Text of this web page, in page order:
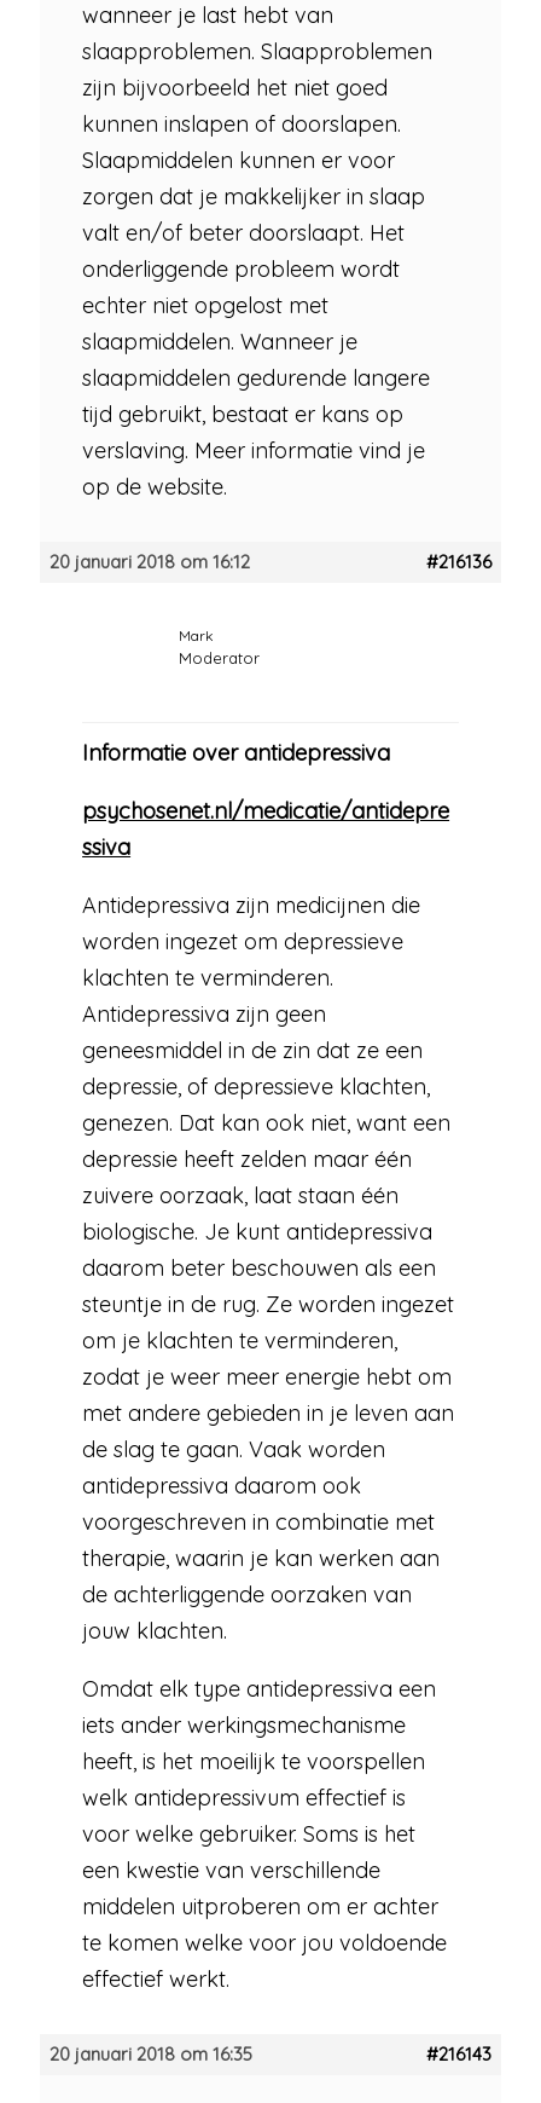
wanneer je last hebt van
slaapproblemen. Slaapproblemen
zijn bijvoorbeeld het niet goed
kunnen inslapen of doorslapen.
Slaapmiddelen kunnen er voor
zorgen dat je makkelijker in slaap
valt en/of beter doorslaapt. Het
onderliggende probleem wordt
echter niet opgelost met
slaapmiddelen. Wanneer je
slaapmiddelen gedurende langere
tijd gebruikt, bestaat er kans op
verslaving. Meer informatie vind je
op de website.
20 januari 2018 om 16:12 #216136
Mark
Moderator
Informatie over antidepressiva
psychosenet.nl/medicatie/antidepre
ssiva
Antidepressiva zijn medicijnen die
worden ingezet om depressieve
klachten te verminderen.
Antidepressiva zijn geen
geneesmiddel in de zin dat ze een
depressie, of depressieve klachten,
genezen. Dat kan ook niet, want een
depressie heeft zelden maar één
zuivere oorzaak, laat staan één
biologische. Je kunt antidepressiva
daarom beter beschouwen als een
steuntje in de rug. Ze worden ingezet
om je klachten te verminderen,
zodat je weer meer energie hebt om
met andere gebieden in je leven aan
de slag te gaan. Vaak worden
antidepressiva daarom ook
voorgeschreven in combinatie met
therapie, waarin je kan werken aan
de achterliggende oorzaken van
jouw klachten.
Omdat elk type antidepressiva een
iets ander werkingsmechanisme
heeft, is het moeilijk te voorspellen
welk antidepressivum effectief is
voor welke gebruiker. Soms is het
een kwestie van verschillende
middelen uitproberen om er achter
te komen welke voor jou voldoende
effectief werkt.
20 januari 2018 om 16:35 #216143